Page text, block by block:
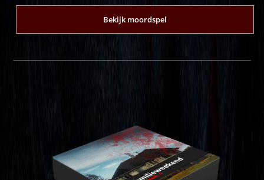
Bekijk moordspel